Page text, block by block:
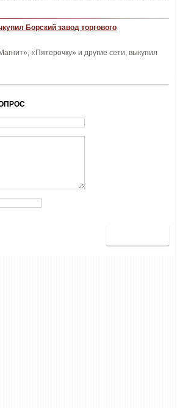
Борский завод торгового
«Пятерочку» и другие сети, выкупил